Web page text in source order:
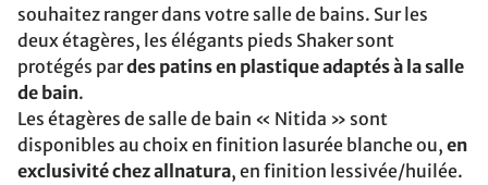
souhaitez ranger dans votre salle de bains. Sur les
deux étagères, les élégants pieds Shaker sont
protégés pardes patins en plastique adaptés à la salle
de bain.
Les étagères de salle de bain « Nitida » sont
disponibles au choix en finition lasurée blanche ou, en
exclusivité chez allnatura, en finition lessivée/huilée.